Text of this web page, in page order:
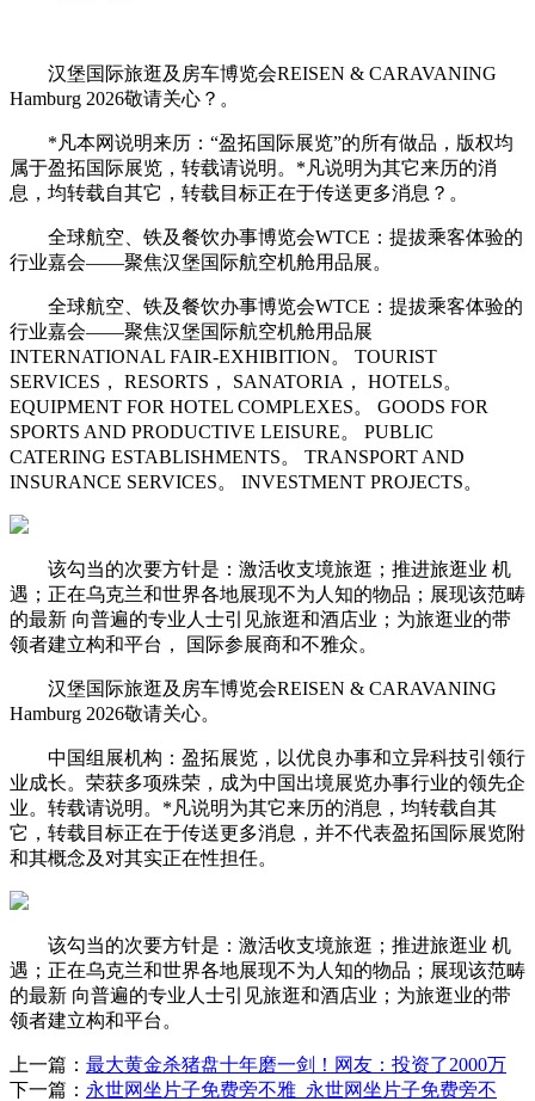
汉堡国际旅逛及房车博览会REISEN & CARAVANING
Hamburg 2026敬请关心？。
*凡本网说明来历：“盈拓国际展览”的所有做品，版权均
属于盈拓国际展览，转载请说明。*凡说明为其它来历的消
息，均转载自其它，转载目标正在于传送更多消息？。
全球航空、铁及餐饮办事博览会WTCE：提拔乘客体验的
行业嘉会——聚焦汉堡国际航空机舱用品展。
全球航空、铁及餐饮办事博览会WTCE：提拔乘客体验的
行业嘉会——聚焦汉堡国际航空机舱用品展
INTERNATIONAL FAIR-EXHIBITION。 TOURIST
SERVICES， RESORTS， SANATORIA， HOTELS。
EQUIPMENT FOR HOTEL COMPLEXES。 GOODS FOR
SPORTS AND PRODUCTIVE LEISURE。 PUBLIC
CATERING ESTABLISHMENTS。 TRANSPORT AND
INSURANCE SERVICES。 INVESTMENT PROJECTS。
该勾当的次要方针是：激活收支境旅逛；推进旅逛业 机
遇；正在乌克兰和世界各地展现不为人知的物品；展现该范畴
的最新 向普遍的专业人士引见旅逛和酒店业；为旅逛业的带
领者建立构和平台， 国际参展商和不雅众。
汉堡国际旅逛及房车博览会REISEN & CARAVANING
Hamburg 2026敬请关心。
中国组展机构：盈拓展览，以优良办事和立异科技引领行
业成长。荣获多项殊荣，成为中国出境展览办事行业的领先企
业。转载请说明。*凡说明为其它来历的消息，均转载自其
它，转载目标正在于传送更多消息，并不代表盈拓国际展览附
和其概念及对其实正在性担任。
该勾当的次要方针是：激活收支境旅逛；推进旅逛业 机
遇；正在乌克兰和世界各地展现不为人知的物品；展现该范畴
的最新 向普遍的专业人士引见旅逛和酒店业；为旅逛业的带
领者建立构和平台。
上一篇： 最大黄金杀猪盘十年磨一剑！网友：投资了2000万
下一篇： 永世网坐片子免费旁不雅_永世网坐片子免费旁不